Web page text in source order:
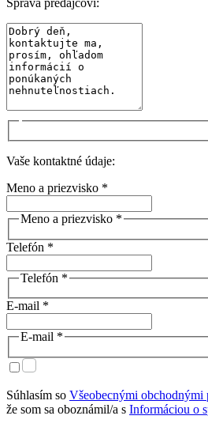
Vaše kontaktné údaje:
Meno a priezvisko *
Meno a priezvisko *
Telefón *
Telefón *
E-mail *
E-mail *
Súhlasím so Všeobecnými obchodnými
že som sa oboznámil/a s Informáciou o